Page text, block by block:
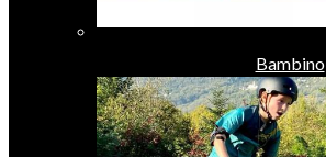
Bambino